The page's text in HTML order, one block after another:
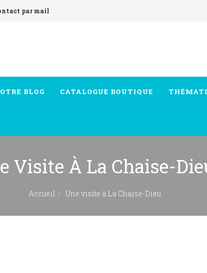
par mail
BLOG CATALOGUE BOUTIQUE
Visite À La Chaise-
Accueil Une visite à La Chaise-Dieu